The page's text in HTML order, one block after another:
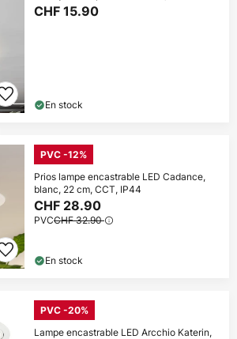
CHF 15.90
En stock
PVC -12%
Prios lampe encastrable LED Cadance,
blanc, 22 cm, CCT, IP44
CHF 28.90
PVCCHF 32.90
En stock
PVC -20%
Lampe encastrable LED Arcchio Katerin,